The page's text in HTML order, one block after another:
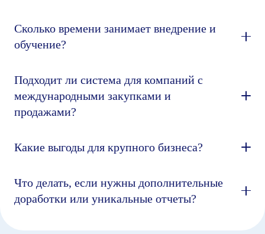
Сколько времени занимает внедрение и
обучение?
Подходит ли система для компаний с
международными закупками и
продажами?
Какие выгоды для крупного бизнеса?
Что делать, если нужны дополнительные
доработки или уникальные отчеты?